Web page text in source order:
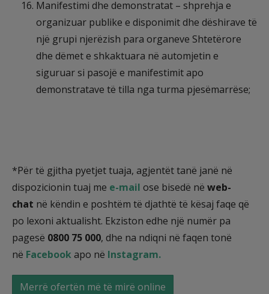
Manifestimi dhe demonstratat – shprehja e
organizuar publike e disponimit dhe dëshirave të
një grupi njerëzish para organeve Shtetërore
dhe dëmet e shkaktuara në automjetin e
siguruar si pasojë e manifestimit apo
demonstratave të tilla nga turma pjesëmarrëse;
*Për të gjitha pyetjet tuaja, agjentët tanë janë në
dispozicionin tuaj me e-mail ose bisedë në web-
chat në këndin e poshtëm të djathtë të kësaj faqe që
po lexoni aktualisht. Ekziston edhe një numër pa
pagesë 0800 75 000, dhe na ndiqni në faqen tonë
në Facebookapo në Instagram.
Merrë ofertën më të mirë online